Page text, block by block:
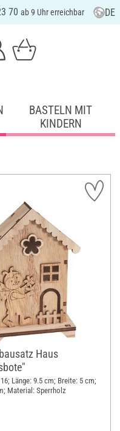
70 ab 9 Uhr erreichbar DE
BASTELN MIT
KINDERN
Haus
Länge: 9.5 cm; Breite: 5 cm;
Material: Sperrholz